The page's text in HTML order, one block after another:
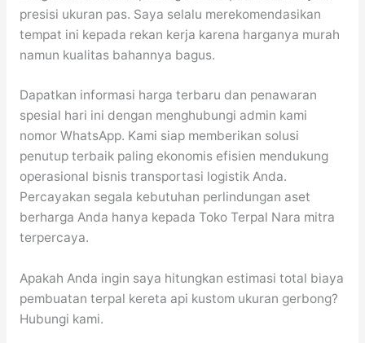
presisi ukuran pas. Saya selalu merekomendasikan
tempat ini kepada rekan kerja karena harganya murah
namun kualitas bahannya bagus.
Dapatkan informasi harga terbaru dan penawaran
spesial hari ini dengan menghubungi admin kami
nomor WhatsApp. Kami siap memberikan solusi
penutup terbaik paling ekonomis efisien mendukung
operasional bisnis transportasi logistik Anda.
Percayakan segala kebutuhan perlindungan aset
berharga Anda hanya kepada Toko Terpal Nara mitra
terpercaya.
Apakah Anda ingin saya hitungkan estimasi total biaya
pembuatan terpal kereta api kustom ukuran gerbong?
Hubungi kami.